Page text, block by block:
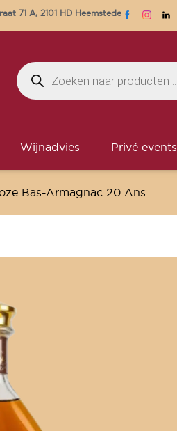
71 A, 2101 HD Heemstede
Wijnadvies Privé events
Bas-Armagnac 20 Ans